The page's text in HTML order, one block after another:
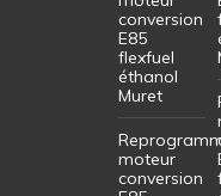
conversion
E85
flexfuel
éthanol
Muret
moteur
conversion